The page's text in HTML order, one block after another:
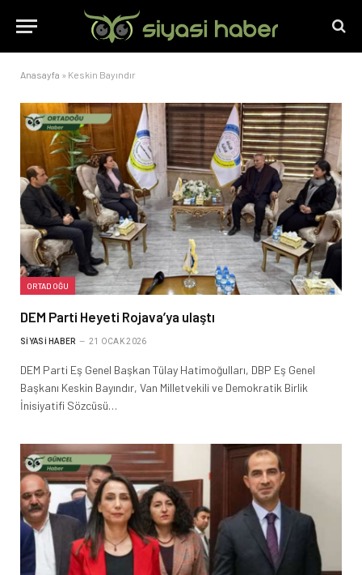
Anasayfa » Keskin Bayındır
ORTADOĞU
DEM Parti Heyeti Rojava’ya ulaştı
SIYASI HABER 21 OCAK 2026
DEM Parti Eş Genel Başkan Tülay Hatimoğulları, DBP Eş Genel
Başkanı Keskin Bayındır, Van Milletvekili ve Demokratik Birlik
İnisiyatifi Sözcüsü…